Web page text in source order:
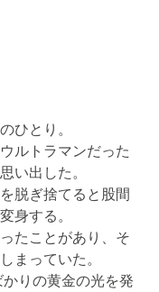
ひとり。
ルトラマンだった
い出した。
脱ぎ捨てると股間
身する。
たことがあり、そ
まっていた。
りの黄金の光を発